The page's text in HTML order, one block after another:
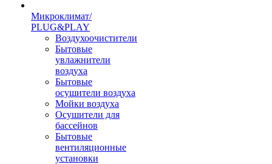
Микроклимат/
PLUG&PLAY
Воздухоочистители
Бытовые
увлажнители
воздуха
Бытовые
осушители воздуха
Мойки воздуха
Осушители для
бассейнов
Бытовые
вентиляционные
установки